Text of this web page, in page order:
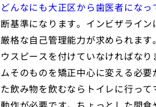
どんなにも大正区から歯医者になっ
断基準になります。インビザライ
厳格な自己管理能力が求められま
ウスピースを付けていなければな
ムそのものを矯正中心に変える必
た飲み物を飲むならトイレに行っ